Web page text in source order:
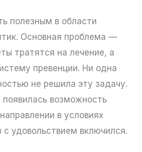
полезным в области
Основная проблема —
тратятся на лечение, а
превенции. Ни одна
не решила эту задачу.
появилась возможность
в условиях
удовольствием включился.